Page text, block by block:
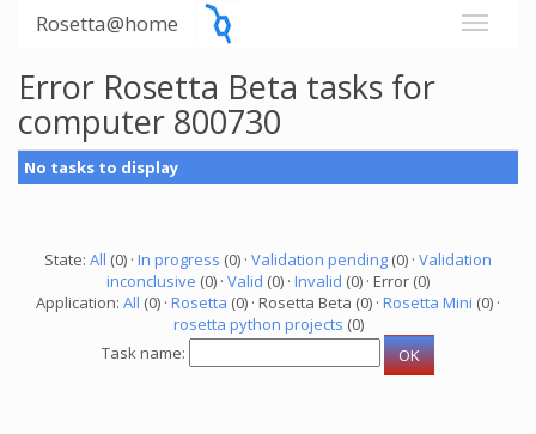
Rosetta@home
Error Rosetta Beta tasks for
computer 800730
No tasks to display
State: All (0) · In progress (0) · Validation pending (0) · Validation
inconclusive (0) · Valid (0) · Invalid (0) · Error (0)
Application: All (0) · Rosetta (0) · Rosetta Beta (0) · Rosetta Mini (0) ·
rosetta python projects (0)
Task name: